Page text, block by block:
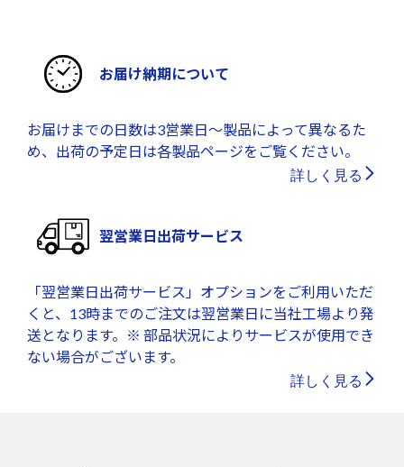
お届け納期について
お届けまでの日数は3営業日～製品によって異なるた
め、出荷の予定日は各製品ページをご覧ください。
詳しく見る
翌営業日出荷サービス
「翌営業日出荷サービス」オプションをご利用いただ
くと、13時までのご注文は翌営業日に当社工場より発
送となります。※ 部品状況によりサービスが使用でき
ない場合がございます。
詳しく見る